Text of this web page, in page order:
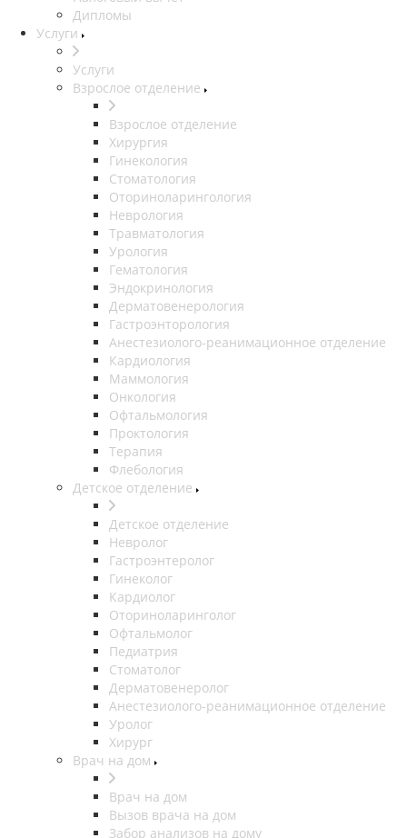
Дипломы
Услуги
Услуги
Взрослое отделение
Взрослое отделение
Хирургия
Гинекология
Стоматология
Оториноларингология
Неврология
Травматология
Урология
Гематология
Эндокринология
Дерматовенерология
Гастроэнторология
Анестезиолого-реанимационное отделение
Кардиология
Маммология
Онкология
Офтальмология
Проктология
Терапия
Флебология
Детское отделение
Детское отделение
Невролог
Гастроэнтеролог
Гинеколог
Кардиолог
Оториноларинголог
Офтальмолог
Педиатрия
Стоматолог
Дерматовенеролог
Анестезиолого-реанимационное отделение
Уролог
Хирург
Врач на дом
Врач на дом
Вызов врача на дом
Забор анализов на дому